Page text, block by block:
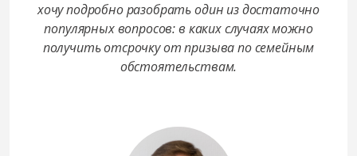
хочу подробно разобрать один из достаточно
популярных вопросов: в каких случаях можно
получить отсрочку от призыва по семейным
обстоятельствам.